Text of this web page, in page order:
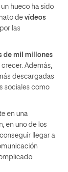
hueco ha sido
de vídeos
las
de mil millones
crecer. Además,
descargadas
sociales como
en una
en uno de los
llegar a